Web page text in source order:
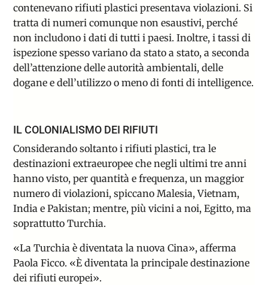
contenevano rifiuti plastici presentava violazioni. Si
tratta di numeri comunque non esaustivi, perché
non includono i dati di tutti i paesi. Inoltre, i tassi di
ispezione spesso variano da stato a stato, a seconda
dell’attenzione delle autorità ambientali, delle
dogane e dell’utilizzo o meno di fonti di intelligence.
IL COLONIALISMO DEI RIFIUTI
Considerando soltanto i rifiuti plastici, tra le
destinazioni extraeuropee che negli ultimi tre anni
hanno visto, per quantità e frequenza, un maggior
numero di violazioni, spiccano Malesia, Vietnam,
India e Pakistan; mentre, più vicini a noi, Egitto, ma
soprattutto Turchia.
«La Turchia è diventata la nuova Cina», afferma
Paola Ficco. «È diventata la principale destinazione
dei rifiuti europei».